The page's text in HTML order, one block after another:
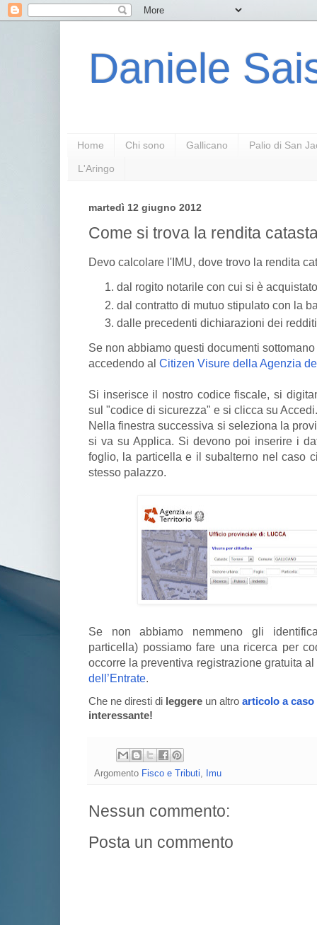
Daniele
Home Chi sono Gallicano Palio di San
L'Aringo
martedì 12 giugno 2012
Come si trova la rendita
Devo calcolare l'IMU, dove trovo la rendita
dal rogito notarile con cui si è
dal contratto di mutuo stipulato con la
dalle precedenti dichiarazioni dei redditi
Se non abbiamo questi documenti
accedendo al Citizen Visure della Agenzia
Si inserisce il nostro codice fiscale, si
sul "codice di sicurezza" e si clicca su Accedi.
Nella finestra successiva si seleziona la
si va su Applica. Si devono poi inserire i
foglio, la particella e il subalterno nel caso
stesso palazzo.
Se non abbiamo nemmeno gli
particella) possiamo fare una ricerca per
occorre la preventiva registrazione gratuita
dell’Entrate.
Che ne diresti di leggere un altro articolo a caso
interessante!
Argomento Fisco e Tributi Imu
Nessun commento:
Posta un commento